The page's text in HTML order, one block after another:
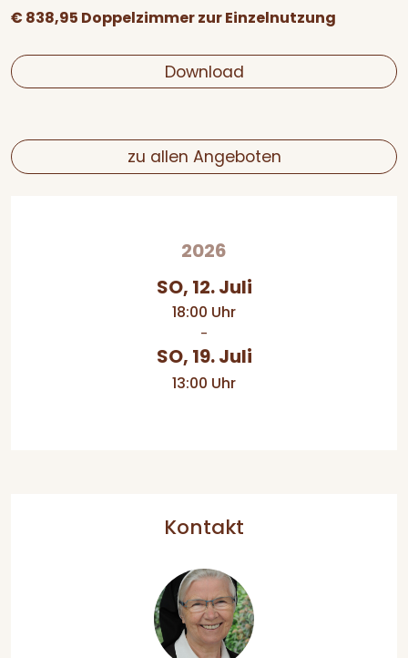
€ 838,95 Doppelzimmer zur Einzelnutzung
Download
zu allen Angeboten
2026
SO, 12. Juli
18:00 Uhr
-
SO, 19. Juli
13:00 Uhr
Kontakt